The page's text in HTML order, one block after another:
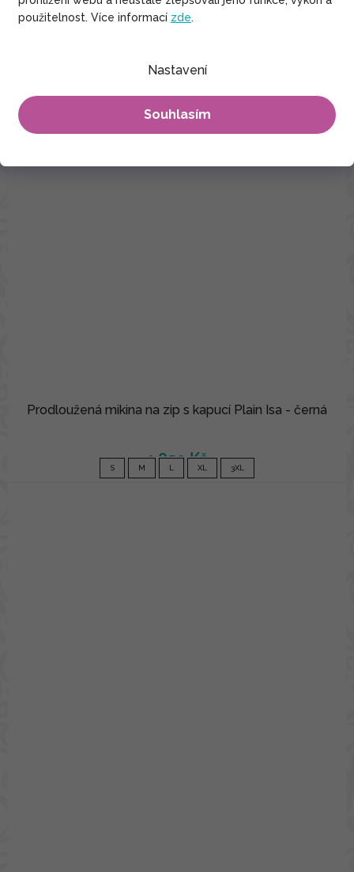
použitelnost. Více informací zde.
Nastavení
Souhlasím
Prodloužená mikina na zip s kapucí Plain Isa - černá
1 850 Kč
S M L XL 3XL